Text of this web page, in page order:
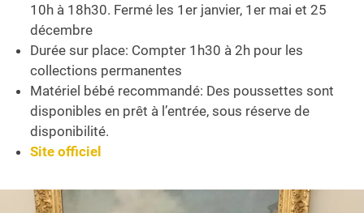
10h à 18h30. Fermé les 1er janvier, 1er mai et 25
décembre
Durée sur place: Compter 1h30 à 2h pour les
collections permanentes
Matériel bébé recommandé: Des poussettes sont
disponibles en prêt à l’entrée, sous réserve de
disponibilité.
Site officiel